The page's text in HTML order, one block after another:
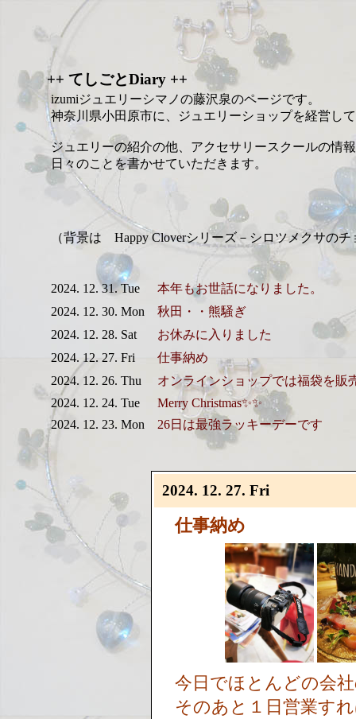
++ てしごとDiary ++
izumiジュエリーシマノの藤沢泉のページです。
神奈川県小田原市に、ジュエリーショップを経営し
ジュエリーの紹介の他、アクセサリースクールの情
日々のことを書かせていただきます。
（背景は Happy Cloverシリーズ－シロツメクサのチ
2024. 12. 31. Tue
本年もお世話になりました。
2024. 12. 30. Mon
秋田・・熊騒ぎ
2024. 12. 28. Sat
お休みに入りました
2024. 12. 27. Fri
仕事納め
2024. 12. 26. Thu
オンラインショップでは福袋を販
2024. 12. 24. Tue
Merry Christmas✨✨
2024. 12. 23. Mon
26日は最強ラッキーデーです
2024. 12. 27. Fri
仕事納め
今日でほとんどの会
そのあと１日営業す